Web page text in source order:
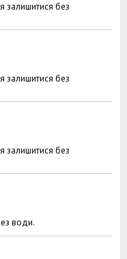
залишитися без
залишитися без
залишитися без
води.